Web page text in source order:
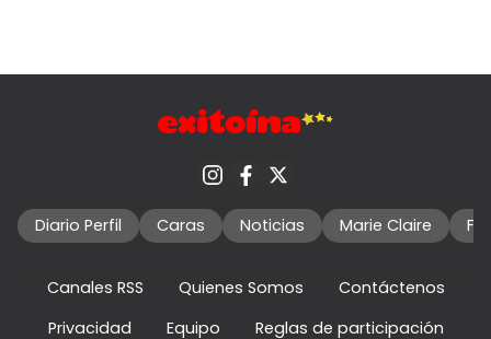
Diario Perfil Caras Noticias Marie Claire
Canales RSS Quienes Somos
Contáctenos
Privacidad
Equipo Reglas de participación